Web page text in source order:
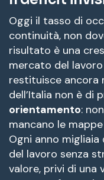
Oggi il tasso di
continuità, non
risultato è una
mercato del
restituisce ancora
dell’Italia non è di
orientamento:
mancano le
Ogni anno
del lavoro senza
valore, privi di una